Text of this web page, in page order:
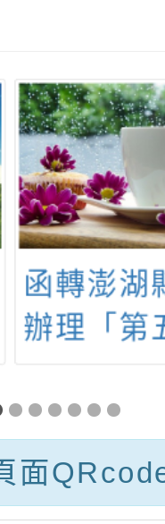
「114
動月
面